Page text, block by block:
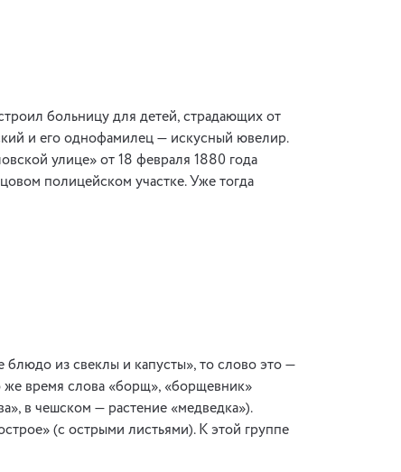
больницу для детей, страдающих от
и его однофамилец — искусный ювелир.
улице» от 18 февраля 1880 года
полицейском участке. Уже тогда
из свеклы и капусты», то слово это —
же время слова «борщ», «борщевник»
в чешском — растение «медведка»).
(с острыми листьями). К этой группе